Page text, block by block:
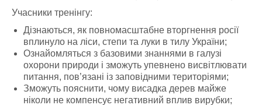
Учасники тренінгу:
Дізнаються, як повномасштабне вторгнення росії
вплинуло на ліси, степи та луки в тилу України;
Ознайомляться з базовими знаннями в галузі
охорони природи і зможуть упевнено висвітлювати
питання, пов’язані із заповідними територіями;
Зможуть пояснити, чому висадка дерев майже
ніколи не компенсує негативний вплив вирубки;